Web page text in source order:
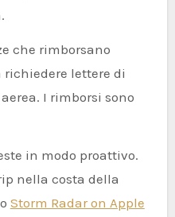
che rimborsano
richiedere lettere di
I rimborsi sono
in modo proattivo.
nella costa della
Storm Radar on Apple